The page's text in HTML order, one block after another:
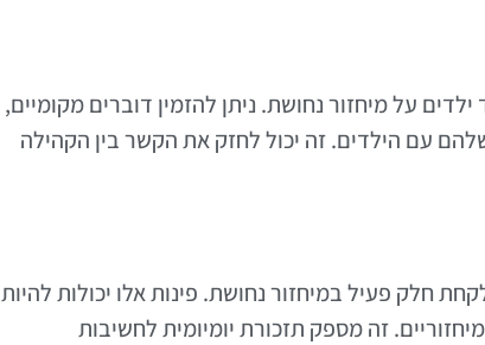
על מיחזור נחושת. ניתן להזמין דוברים מקומיים,
עם הילדים. זה יכול לחזק את הקשר בין הקהילה
חלק פעיל במיחזור נחושת. פינות אלו יכולות להיות
זה מספק תזכורת יומיומית לחשיבות